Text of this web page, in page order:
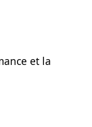
et la